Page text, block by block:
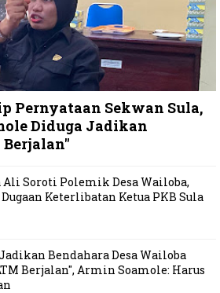
Pernyataan Sekwan Sula,
Diduga Jadikan
Soroti Polemik Desa Wailoba,
Keterlibatan Ketua PKB Sula
Bendahara Desa Wailoba
Berjalan", Armin Soamole: Harus